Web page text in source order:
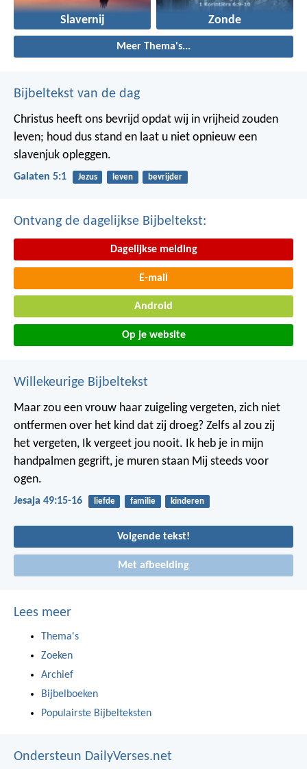
Slavernij Zonde
Meer Thema's...
Bijbeltekst van de dag
Christus heeft ons bevrijd opdat wij in vrijheid zouden
leven; houd dus stand en laat u niet opnieuw een
slavenjuk opleggen.
Galaten 5:1 Jezus leven bevrijder
Ontvang de dagelijkse Bijbeltekst:
Dagelijkse melding
E-mail
Android
Op je website
Willekeurige Bijbeltekst
Maar zou een vrouw haar zuigeling vergeten, zich niet
ontfermen over het kind dat zij droeg? Zelfs al zou zij
het vergeten, Ik vergeet jou nooit. Ik heb je in mijn
handpalmen gegrift, je muren staan Mij steeds voor
ogen.
Jesaja 49:15-16 liefde familie kinderen
Volgende tekst!
Met afbeelding
Lees meer
Thema's
Zoeken
Archief
Bijbelboeken
Populairste Bijbelteksten
Ondersteun DailyVerses.net